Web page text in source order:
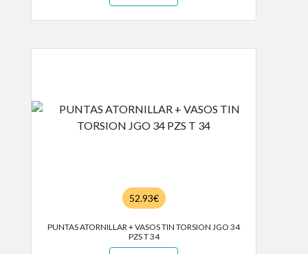
52.93€
PUNTAS ATORNILLAR + VASOS TIN TORSION JGO 34
PZS T 34